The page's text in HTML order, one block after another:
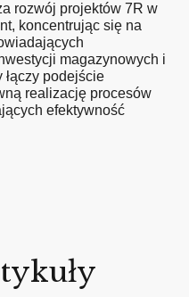
rozwój projektów 7R w
koncentrując się na
magazynowych i
podejście
realizację procesów
efektywność